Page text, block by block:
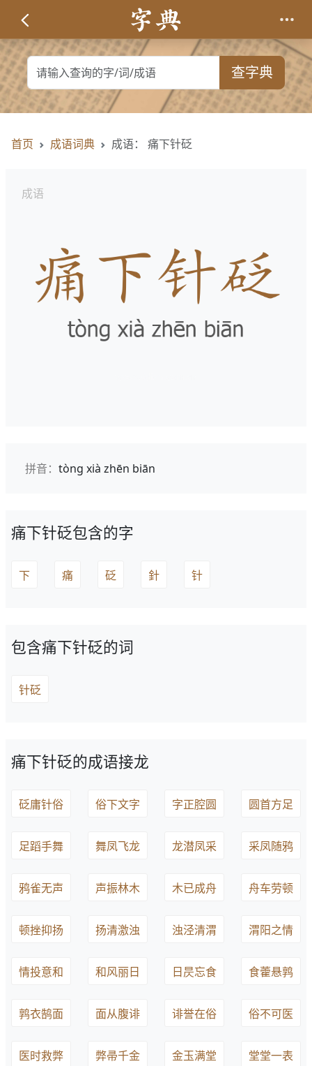
查字典
首页 成语词典 成语： 痛下针砭
成语
拼音： tòng xià zhēn biān
痛下针砭包含的字
下 痛 砭 針 针
包含痛下针砭的词
针砭
痛下针砭的成语接龙
砭庸针俗 俗下文字 字正腔圆 圆首方足
足蹈手舞 舞凤飞龙 龙潜凤采 采凤随鸦
鸦雀无声 声振林木 木已成舟 舟车劳顿
顿挫抑扬 扬清激浊 浊泾清渭 渭阳之情
情投意和 和风丽日 日昃忘食 食藿悬鹑
鹑衣鹄面 面从腹诽 诽誉在俗 俗不可医
医时救弊 弊帚千金 金玉满堂 堂堂一表